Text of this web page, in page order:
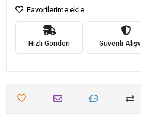
Favorilerime ekle
Hızlı Gönderi Güvenli